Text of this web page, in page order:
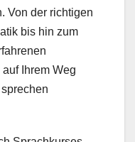
Von der richtigen
bis hin zum
Ihrem Weg